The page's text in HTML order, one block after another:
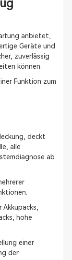
anbietet,
Geräte und
zuverlässig
können.
Funktion zum
deckt
alle
ab
hohe
einer
der